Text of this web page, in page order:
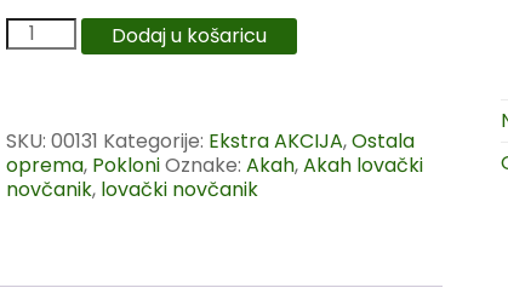
Dodaj u košaricu
SKU: 00131 Kategorije: Ekstra AKCIJA,Ostala
oprema, PokloniOznake: Akah,Akah lovački
novčanik, lovački novčanik